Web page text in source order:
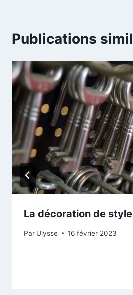
Publications
La décoration de
Par Ulysse 16 février 2023